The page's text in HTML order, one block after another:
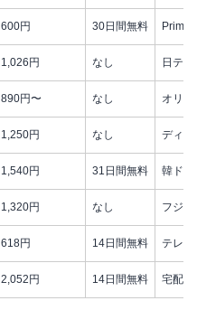
600円 30日間無料 Prime
1,026円 なし 日テ
890円〜 なし オリ
1,250円 なし ディズ
1,540円 31日間無料 韓ドラ
1,320円 なし フジ
618円 14日間無料 テレ
2,052円 14日間無料 宅配